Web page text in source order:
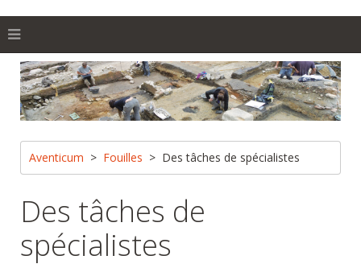
Aventicum Fouilles Des tâches de spécialistes
Des tâches de
spécialistes